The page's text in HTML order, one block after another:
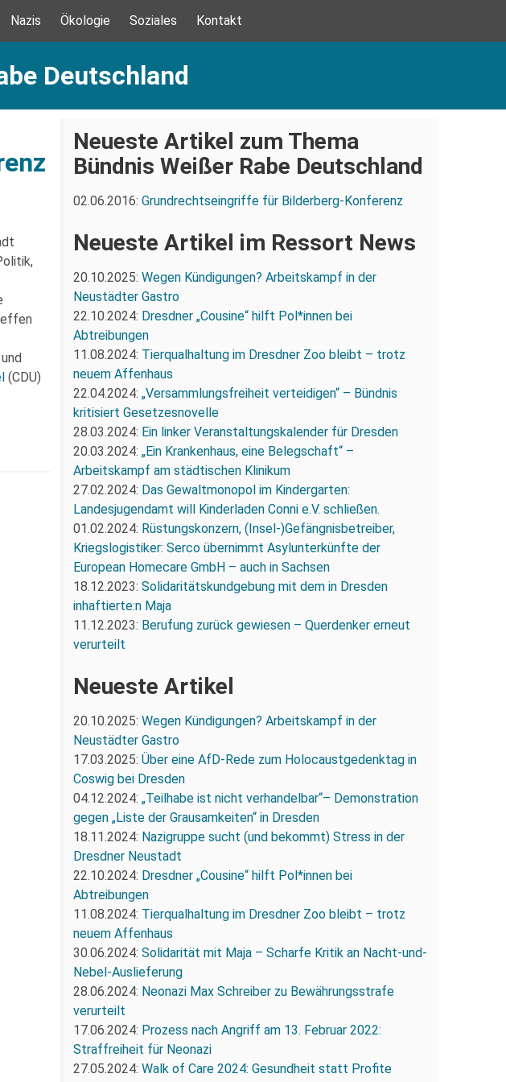
Nazis Ökologie Soziales Kontakt
Deutschland
und
(CDU)
Neueste Artikel zum Thema
Bündnis Weißer Rabe Deutschland
02.06.2016: Grundrechtseingriffe für Bilderberg-Konferenz
Neueste Artikel im Ressort News
20.10.2025: Wegen Kündigungen? Arbeitskampf in der
Neustädter Gastro
22.10.2024: Dresdner „Cousine“ hilft Pol*innen bei
Abtreibungen
11.08.2024: Tierqualhaltung im Dresdner Zoo bleibt – trotz
neuem Affenhaus
22.04.2024: „Versammlungsfreiheit verteidigen“ – Bündnis
kritisiert Gesetzesnovelle
28.03.2024: Ein linker Veranstaltungskalender für Dresden
20.03.2024: „Ein Krankenhaus, eine Belegschaft“ –
Arbeitskampf am städtischen Klinikum
27.02.2024: Das Gewaltmonopol im Kindergarten:
Landesjugendamt will Kinderladen Conni e.V. schließen.
01.02.2024: Rüstungskonzern, (Insel-)Gefängnisbetreiber,
Kriegslogistiker: Serco übernimmt Asylunterkünfte der
European Homecare GmbH – auch in Sachsen
18.12.2023: Solidaritätskundgebung mit dem in Dresden
inhaftierte:n Maja
11.12.2023: Berufung zurück gewiesen – Querdenker erneut
verurteilt
Neueste Artikel
20.10.2025: Wegen Kündigungen? Arbeitskampf in der
Neustädter Gastro
17.03.2025: Über eine AfD-Rede zum Holocaustgedenktag in
Coswig bei Dresden
04.12.2024: „Teilhabe ist nicht verhandelbar“– Demonstration
gegen „Liste der Grausamkeiten“ in Dresden
18.11.2024: Nazigruppe sucht (und bekommt) Stress in der
Dresdner Neustadt
22.10.2024: Dresdner „Cousine“ hilft Pol*innen bei
Abtreibungen
11.08.2024: Tierqualhaltung im Dresdner Zoo bleibt – trotz
neuem Affenhaus
30.06.2024: Solidarität mit Maja – Scharfe Kritik an Nacht-und-
Nebel-Auslieferung
28.06.2024: Neonazi Max Schreiber zu Bewährungsstrafe
verurteilt
17.06.2024: Prozess nach Angriff am 13. Februar 2022:
Straffreiheit für Neonazi
27.05.2024: Walk of Care 2024: Gesundheit statt Profite